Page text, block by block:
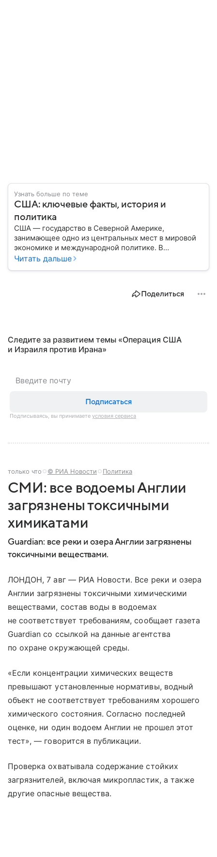
Узнать больше по теме
США: ключевые факты, история и
политика
США — государство в Северной Америке,
занимающее одно из центральных мест в мировой
экономике и международной политике. В
материале — основные сведения об этой стране.
Читать дальше
Поделиться
Следите за развитием темы «Операция США
и Израиля против Ирана»
Подписаться
Подписываясь, вы принимаете условия сервиса
только что © РИА Новости Политика
СМИ: все водоемы Англии
загрязнены токсичными
химикатами
Guardian: все реки и озера Англии загрязнены
токсичными веществами.
ЛОНДОН, 7 авг — РИА Новости. Все реки и озера
Англии загрязнены токсичными химическими
веществами, состав воды в водоемах
не соответствует требованиям, сообщает газета
Guardian со ссылкой на данные агентства
по охране окружающей среды.
«Если концентрации химических веществ
превышают установленные нормативы, водный
объект не соответствует требованиям хорошего
химического состояния. Согласно последней
оценке, ни один водоем Англии не прошел этот
тест», — говорится в публикации.
Проверка охватывала содержание стойких
загрязнителей, включая микропластик, а также
другие опасные вещества.